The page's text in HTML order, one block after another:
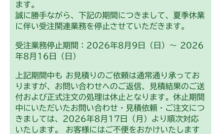
ます。
誠に勝手ながら、下記の期間につきまして、夏季休業
に伴い受注関連業務を停止させていただきます。
受注業務停止期間：2026年8月9日（日）～ 2026
年8月16日（日）
上記期間中も お見積りのご依頼は通常通り承ってお
りますが、お問い合わせへのご返信、見積結果のご送
付および正式注文の処理は休止となります。休止期間
中にいただいたお問い合わせ・見積依頼・ご注文につ
きましては、2026年8月17日（月）より順次対応
いたします。 お客様にはご不便をおかけいたします